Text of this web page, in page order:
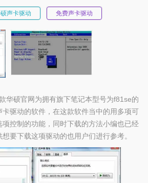
声卡驱动 免费声卡驱动
华硕官网为拥有旗下笔记本型号为f81se的
卡驱动的软件，在这款软件当中的用多项可
项控制的功能，同时下载的方法小编也已经
要下载这项驱动的也用户们进行参考。